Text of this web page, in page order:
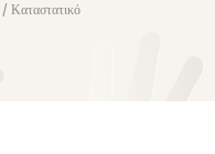
/ Καταστατικό